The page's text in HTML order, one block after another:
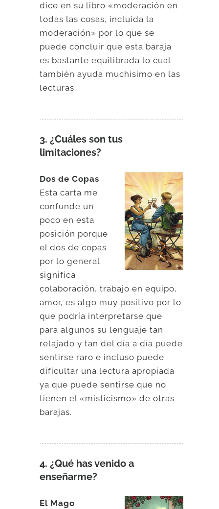
dice en su libro «moderación en
todas las cosas, incluida la
moderación» por lo que se
puede concluir que esta baraja
es bastante equilibrada lo cual
también ayuda muchísimo en las
lecturas.
3. ¿Cuáles son tus
limitaciones?
Dos de Copas
Esta carta me
confunde un
poco en esta
posición porque
el dos de copas
por lo general
significa
colaboración, trabajo en equipo,
amor, es algo muy positivo por lo
que podría interpretarse que
para algunos su lenguaje tan
relajado y tan del día a día puede
sentirse raro e incluso puede
dificultar una lectura apropiada
ya que puede sentirse que no
tienen el «misticismo» de otras
barajas.
4. ¿Qué has venido a
enseñarme?
El Mago